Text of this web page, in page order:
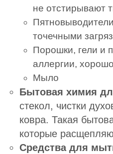
не отстирывают
точечными
Порошки, гели и
аллергии,
Мыло
Бытовая химия
стекол, чистки
ковра. Такая
которые
Средства для